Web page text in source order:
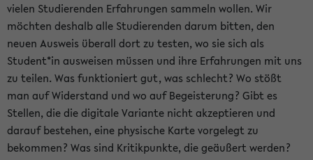
vielen Studierenden Erfahrungen sammeln wollen. Wir
möchten deshalb alle Studierenden darum bitten, den
neuen Ausweis überall dort zu testen, wo sie sich als
Student*in ausweisen müssen und ihre Erfahrungen mit uns
zu teilen. Was funktioniert gut, was schlecht? Wo stößt
man auf Widerstand und wo auf Begeisterung? Gibt es
Stellen, die die digitale Variante nicht akzeptieren und
darauf bestehen, eine physische Karte vorgelegt zu
bekommen? Was sind Kritikpunkte, die geäußert werden?